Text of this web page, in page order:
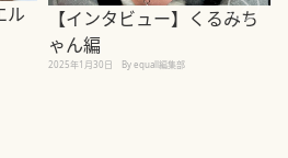
ル
【インタビュー】くるみち
ゃん編
2025年1月30日 By equall編集部